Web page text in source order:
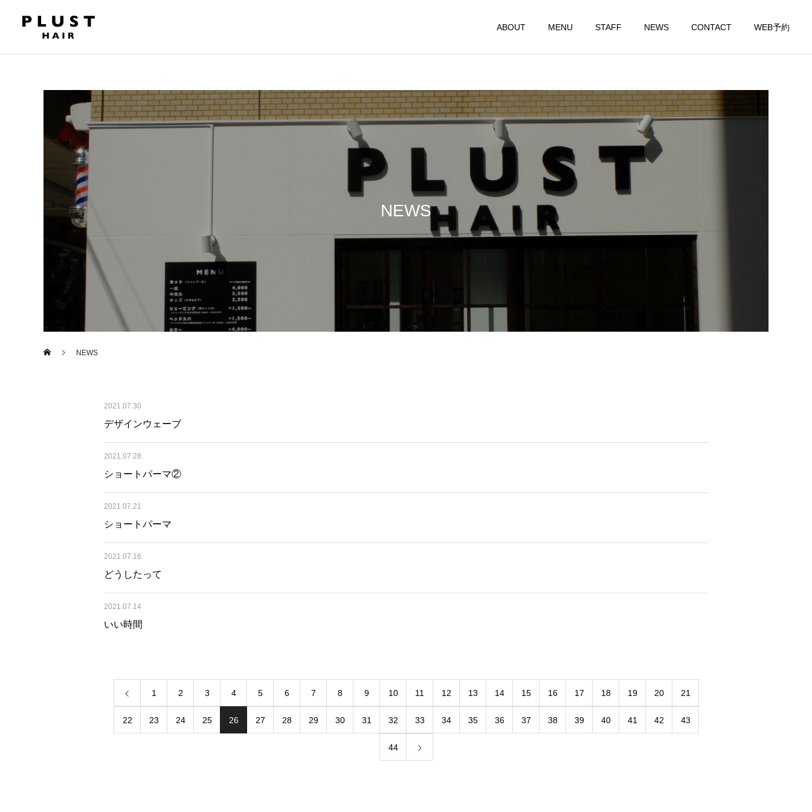
ABOUT MENU STAFF NEWS CONTACT WEB予約
NEWS
NEWS
2021.07.30
デザインウェーブ
2021.07.28
ショートパーマ②
2021.07.21
ショートパーマ
2021.07.16
どうしたって
2021.07.14
いい時間
1 2 3 4 5 6 7 8 9 10 11 12 13 14 15 16 17 18 19 20 21
22 23 24 25 26 27 28 29 30 31 32 33 34 35 36 37 38 39 40 41 42 43
44